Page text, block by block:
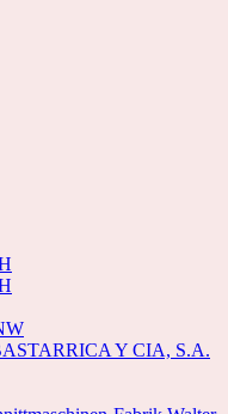
Y CIA, S.A.